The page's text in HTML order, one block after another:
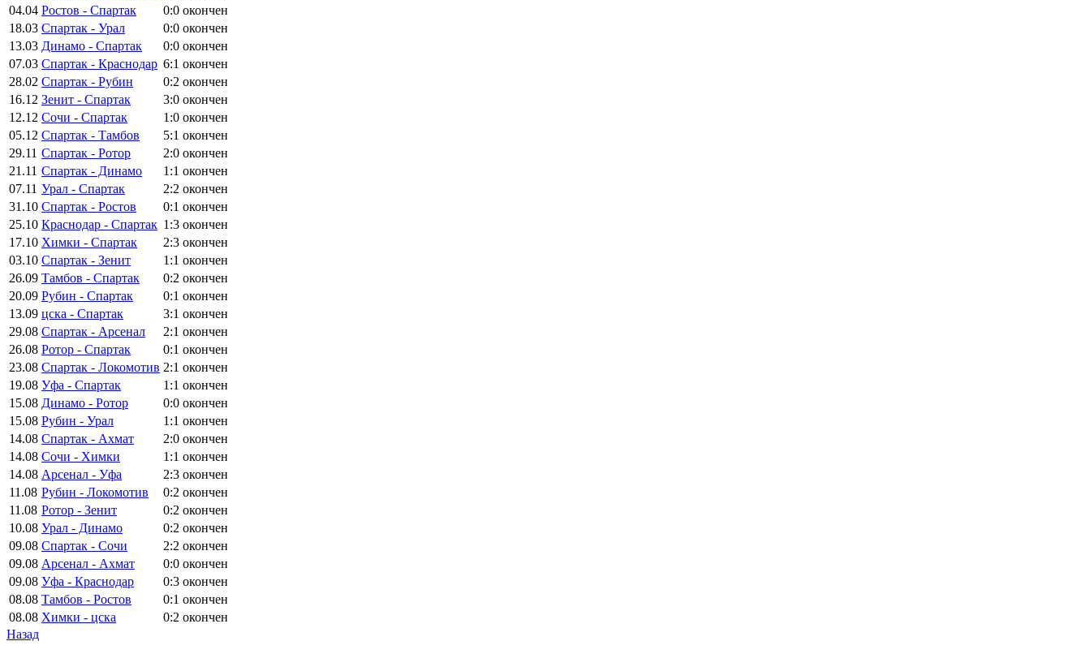
04.04 Ростов - Спартак 0:0 окончен
18.03 Спартак - Урал 0:0 окончен
13.03 Динамо - Спартак 0:0 окончен
07.03 Спартак - Краснодар 6:1 окончен
28.02 Спартак - Рубин 0:2 окончен
16.12 Зенит - Спартак 3:0 окончен
12.12 Сочи - Спартак 1:0 окончен
05.12 Спартак - Тамбов 5:1 окончен
29.11 Спартак - Ротор 2:0 окончен
21.11 Спартак - Динамо 1:1 окончен
07.11 Урал - Спартак 2:2 окончен
31.10 Спартак - Ростов 0:1 окончен
25.10 Краснодар - Спартак 1:3 окончен
17.10 Химки - Спартак 2:3 окончен
03.10 Спартак - Зенит 1:1 окончен
26.09 Тамбов - Спартак 0:2 окончен
20.09 Рубин - Спартак 0:1 окончен
13.09 цска - Спартак 3:1 окончен
29.08 Спартак - Арсенал 2:1 окончен
26.08 Ротор - Спартак 0:1 окончен
23.08 Спартак - Локомотив 2:1 окончен
19.08 Уфа - Спартак 1:1 окончен
15.08 Динамо - Ротор 0:0 окончен
15.08 Рубин - Урал 1:1 окончен
14.08 Спартак - Ахмат 2:0 окончен
14.08 Сочи - Химки 1:1 окончен
14.08 Арсенал - Уфа 2:3 окончен
11.08 Рубин - Локомотив 0:2 окончен
11.08 Ротор - Зенит 0:2 окончен
10.08 Урал - Динамо 0:2 окончен
09.08 Спартак - Сочи 2:2 окончен
09.08 Арсенал - Ахмат 0:0 окончен
09.08 Уфа - Краснодар 0:3 окончен
08.08 Тамбов - Ростов 0:1 окончен
08.08 Химки - цска 0:2 окончен
Назад